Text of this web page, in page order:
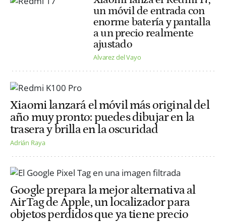
un móvil de entrada con
enorme batería y pantalla
a un precio realmente
ajustado
Alvarez del Vayo
Xiaomi lanzará el móvil más original del
año muy pronto: puedes dibujar en la
trasera y brilla en la oscuridad
Adrián Raya
Google prepara la mejor alternativa al
AirTag de Apple, un localizador para
objetos perdidos que ya tiene precio